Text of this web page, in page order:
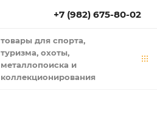
+7 (982) 675-80-02
товары для спорта,
туризма, охоты,
металлопоиска и
коллекционирования